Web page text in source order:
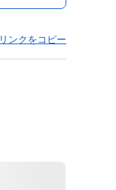
リンクをコピー